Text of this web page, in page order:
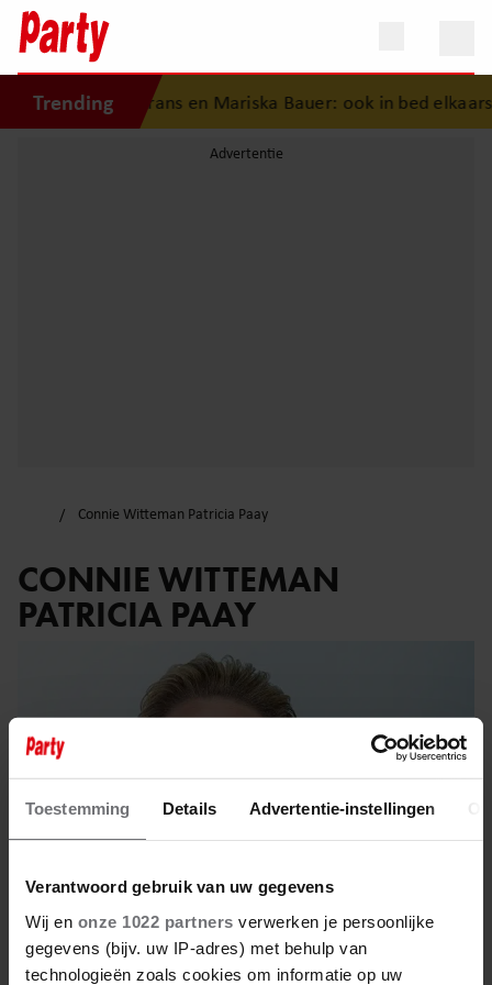
Toestemming Details Advertentie-instellingen
Verantwoord gebruik van uw gegevens
Wij en onze 1022 partners verwerken je persoonlijke
gegevens (bijv. uw IP-adres) met behulp van
technologieën zoals cookies om informatie op uw
Trendingvan Frans en Mariska Bauer: ook in bed elkaars
Connie Witteman Patricia Paay
CONNIE WITTEMAN
PATRICIA PAAY